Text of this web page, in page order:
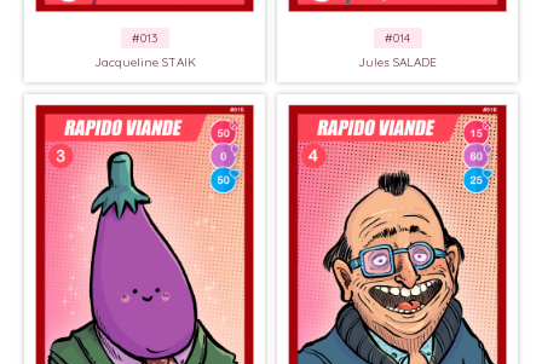
#013
Jacqueline STAIK
#014
Jules SALADE